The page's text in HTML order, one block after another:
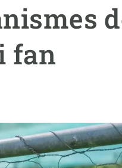
fan
ciència amb nosaltres